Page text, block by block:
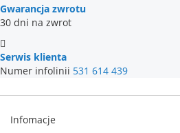
Gwarancja zwrotu
30 dni na zwrot
Serwis klienta
Numer infolinii 531 614 439
Infomacje